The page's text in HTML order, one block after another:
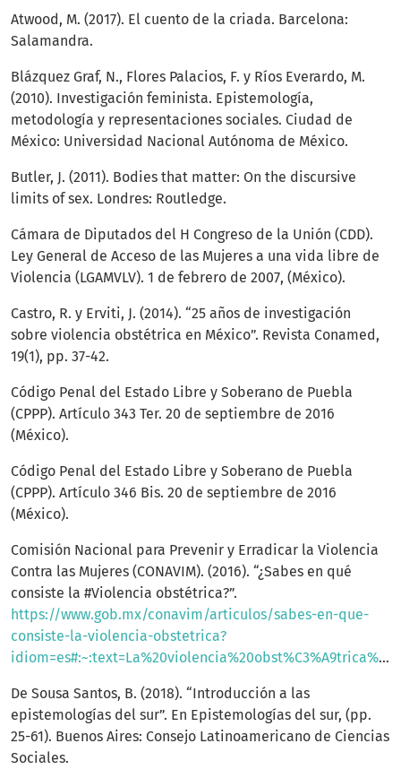
Atwood, M. (2017). El cuento de la criada. Barcelona:
Salamandra.
Blázquez Graf, N., Flores Palacios, F. y Ríos Everardo, M.
(2010). Investigación feminista. Epistemología,
metodología y representaciones sociales. Ciudad de
México: Universidad Nacional Autónoma de México.
Butler, J. (2011). Bodies that matter: On the discursive
limits of sex. Londres: Routledge.
Cámara de Diputados del H Congreso de la Unión (CDD).
Ley General de Acceso de las Mujeres a una vida libre de
Violencia (LGAMVLV). 1 de febrero de 2007, (México).
Castro, R. y Erviti, J. (2014). “25 años de investigación
sobre violencia obstétrica en México”. Revista Conamed,
19(1), pp. 37-42.
Código Penal del Estado Libre y Soberano de Puebla
(CPPP). Artículo 343 Ter. 20 de septiembre de 2016
(México).
Código Penal del Estado Libre y Soberano de Puebla
(CPPP). Artículo 346 Bis. 20 de septiembre de 2016
(México).
Comisión Nacional para Prevenir y Erradicar la Violencia
Contra las Mujeres (CONAVIM). (2016). “¿Sabes en qué
consiste la #Violencia obstétrica?”.
https://www.gob.mx/conavim/articulos/sabes-en-que-
consiste-la-violencia-obstetrica?
idiom=es#:~:text=La%20violencia%20obst%C3%A9trica%20se%20genera,la%20esferas%20de%20la%20sociedad
De Sousa Santos, B. (2018). “Introducción a las
epistemologías del sur”. En Epistemologías del sur, (pp.
25-61). Buenos Aires: Consejo Latinoamericano de Ciencias
Sociales.